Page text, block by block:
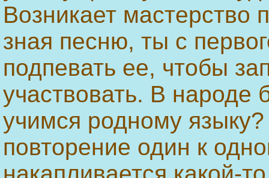
Возникает
зная песню, ты с
подпевать ее, чтобы
участвовать. В
учимся родному
повторение один к